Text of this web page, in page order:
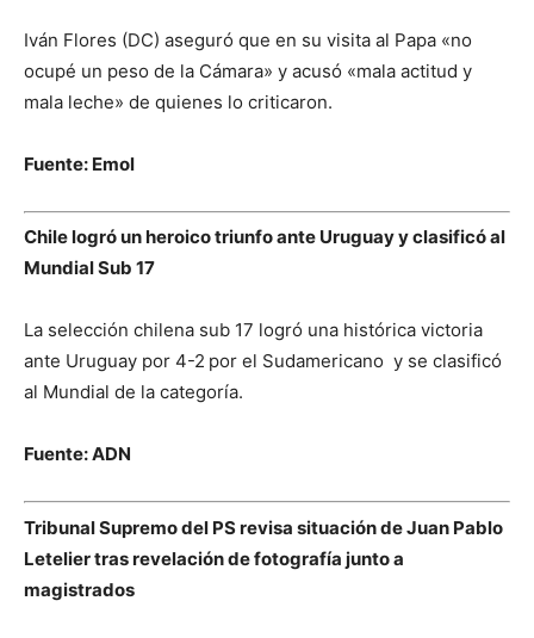
Iván Flores (DC) aseguró que en su visita al Papa «no
ocupé un peso de la Cámara» y acusó «mala actitud y
mala leche» de quienes lo criticaron.
Fuente: Emol
Chile logró un heroico triunfo ante Uruguay y clasificó al
Mundial Sub 17
La selección chilena sub 17 logró una histórica victoria
ante Uruguay por 4-2 por el Sudamericano y se clasificó
al Mundial de la categoría.
Fuente: ADN
Tribunal Supremo del PS revisa situación de Juan Pablo
Letelier tras revelación de fotografía junto a
magistrados